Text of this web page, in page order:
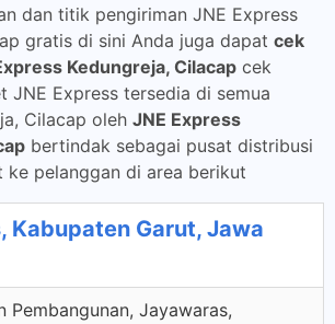
dan titik pengiriman JNE Express
gratis di sini Anda juga dapat cek
Kedungreja, Cilacap cek
JNE Express tersedia di semua
Cilacap oleh JNE Express
bertindak sebagai pusat distribusi
ke pelanggan di area berikut
Kabupaten Garut, Jawa
Pembangunan, Jayawaras,